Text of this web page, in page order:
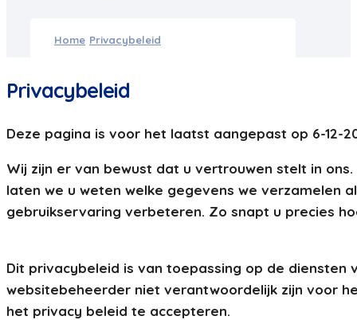
Home Privacybeleid
Privacybeleid
Deze pagina is voor het laatst aangepast op 6-12-
Wij zijn er van bewust dat u vertrouwen stelt in
laten we u weten welke gegevens we verzamelen
gebruikservaring verbeteren. Zo snapt u precies
Dit privacybeleid is van toepassing op de diensten
websitebeheerder niet verantwoordelijk zijn voor
het privacy beleid te accepteren.